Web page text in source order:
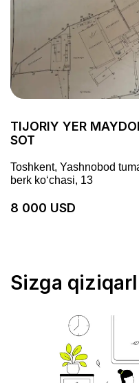
TIJORIY YER
SOT
Toshkent, Yashnobod
berk koʻchasi, 13
8 000 USD
Sizga